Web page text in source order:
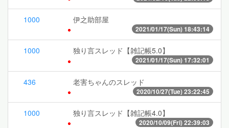
1000 伊之助部屋
2021/01/17(Sun) 18:43:14
1000 独り言スレッド【雑記帳5.0】
2021/01/17(Sun) 17:32:01
436 老害ちゃんのスレッド
2020/10/27(Tue) 23:22:45
1000 独り言スレッド【雑記帳4.0】
2020/10/09(Fri) 22:39:03